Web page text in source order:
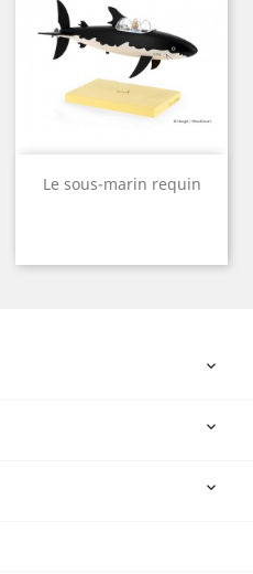
Le sous-marin requin


